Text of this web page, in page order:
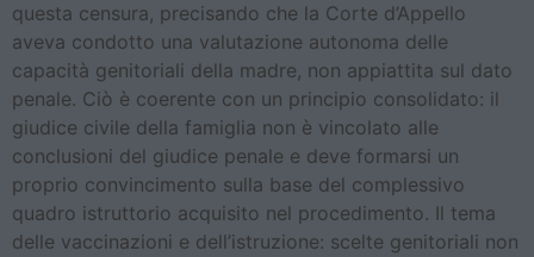
questa censura, precisando che la Corte d’Appello
aveva condotto una valutazione autonoma delle
capacità genitoriali della madre, non appiattita sul dato
penale. Ciò è coerente con un principio consolidato: il
giudice civile della famiglia non è vincolato alle
conclusioni del giudice penale e deve formarsi un
proprio convincimento sulla base del complessivo
quadro istruttorio acquisito nel procedimento. Il tema
delle vaccinazioni e dell’istruzione: scelte genitoriali non